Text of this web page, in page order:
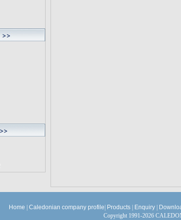
Home Caledonian company profile Products Enquiry|
Copyright 1991-2026